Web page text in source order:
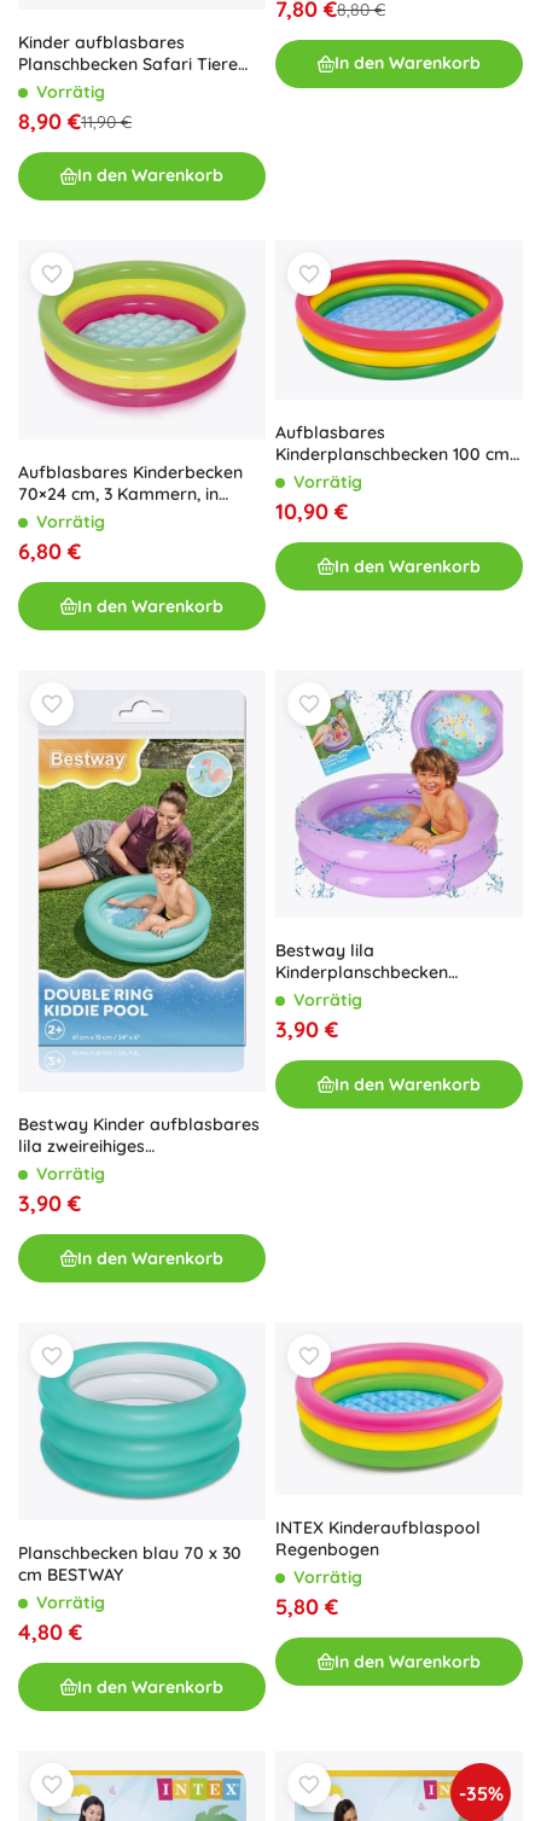
Kinder aufblasbares
Planschbecken Safari Tiere
122 cm
Vorrätig
8,90 €11,90 €
In den Warenkorb
7,80 €8,80 €
In den Warenkorb
Aufblasbares Kinderbecken
70×24 cm, 3 Kammern, in
Schachtel 15×20×5,5 cm, 2+
Vorrätig
6,80 €
In den Warenkorb
Aufblasbares
Kinderplanschbecken 100 cm
mit weichem Boden
Vorrätig
10,90 €
In den Warenkorb
Bestway Kinder aufblasbares
lila zweireihiges
Planschbecken
Vorrätig
3,90 €
In den Warenkorb
Bestway lila
Kinderplanschbecken
aufblasbar
Vorrätig
3,90 €
In den Warenkorb
Planschbecken blau 70 x 30
cm BESTWAY
Vorrätig
4,80 €
In den Warenkorb
INTEX Kinderaufblaspool
Regenbogen
Vorrätig
5,80 €
In den Warenkorb
-35%